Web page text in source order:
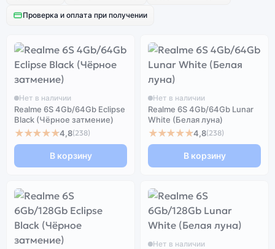
Проверка и оплата при получении
Нет в наличии
Realme 6S 4Gb/64Gb Eclipse
Black (Чёрное затмение)
★★★★★4,8(238)
В корзину
Нет в наличии
Realme 6S 4Gb/64Gb Lunar
White (Белая луна)
★★★★★4,8(238)
В корзину
Нет в наличии